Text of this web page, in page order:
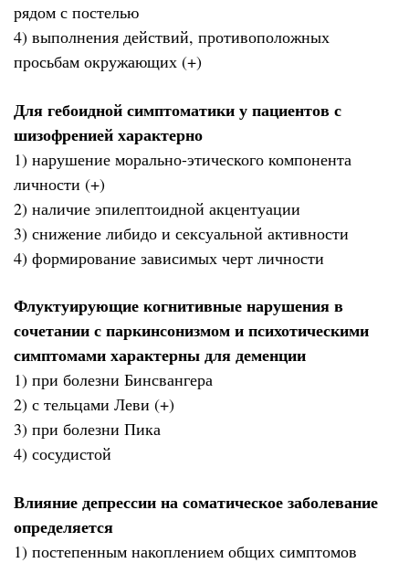
рядом с постелью
4) выполнения действий, противоположных
просьбам окружающих (+)
Для гебоидной симптоматики у пациентов с
шизофренией характерно
1) нарушение морально-этического компонента
личности (+)
2) наличие эпилептоидной акцентуации
3) снижение либидо и сексуальной активности
4) формирование зависимых черт личности
Флуктуирующие когнитивные нарушения в
сочетании с паркинсонизмом и психотическими
симптомами характерны для деменции
1) при болезни Бинсвангера
2) с тельцами Леви (+)
3) при болезни Пика
4) сосудистой
Влияние депрессии на соматическое заболевание
определяется
1) постепенным накоплением общих симптомов